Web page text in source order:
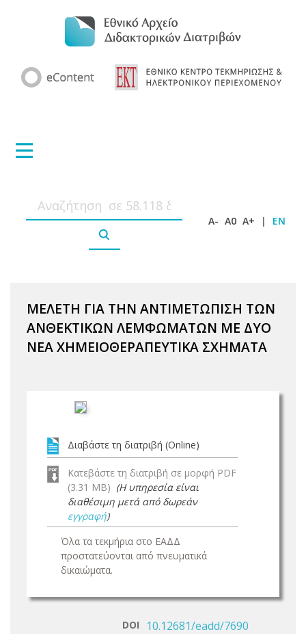
A- A0 A+ | EN
ΜΕΛΕΤΗ ΓΙΑ ΤΗΝ ΑΝΤΙΜΕΤΩΠΙΣΗ ΤΩΝ
ΑΝΘΕΚΤΙΚΩΝ ΛΕΜΦΩΜΑΤΩΝ ΜΕ ΔΥΟ
ΝΕΑ ΧΗΜΕΙΟΘΕΡΑΠΕΥΤΙΚΑ ΣΧΗΜΑΤΑ
Διαβάστε τη διατριβή (Online)
Κατεβάστε τη διατριβή σε μορφή PDF
(3.31 MB) (Η υπηρεσία είναι
διαθέσιμη μετά από δωρεάν
εγγραφή)
Όλα τα τεκμήρια στο ΕΑΔΔ
προστατεύονται από πνευματικά
δικαιώματα.
DOI 10.12681/eadd/7690